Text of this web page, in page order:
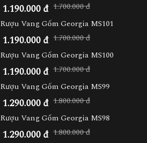
1.190.000 đ 1.700.000 đ
Rượu Vang Gốm Georgia MS101
1.190.000 đ 1.700.000 đ
Rượu Vang Gốm Georgia MS100
1.190.000 đ 1.700.000 đ
Rượu Vang Gốm Georgia MS99
1.290.000 đ 1.800.000 đ
Rượu Vang Gốm Georgia MS98
1.290.000 đ 1.800.000 đ